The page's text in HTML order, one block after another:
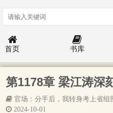
首页 书库
第1178章 梁江涛深
官场：分手后，我转身考上省组
2024-10-01